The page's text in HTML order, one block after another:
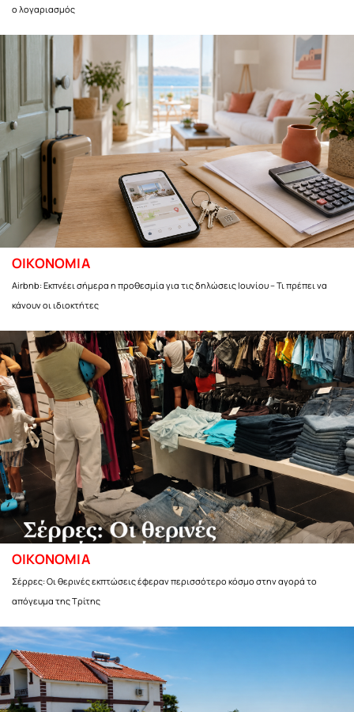
ο λογαριασμός
ΟΙΚΟΝΟΜΙΑ
Airbnb: Εκπνέει σήμερα η προθεσμία για τις δηλώσεις Ιουνίου – Τι πρέπει να
κάνουν οι ιδιοκτήτες
ΟΙΚΟΝΟΜΙΑ
Σέρρες: Οι θερινές εκπτώσεις έφεραν περισσότερο κόσμο στην αγορά το
απόγευμα της Τρίτης